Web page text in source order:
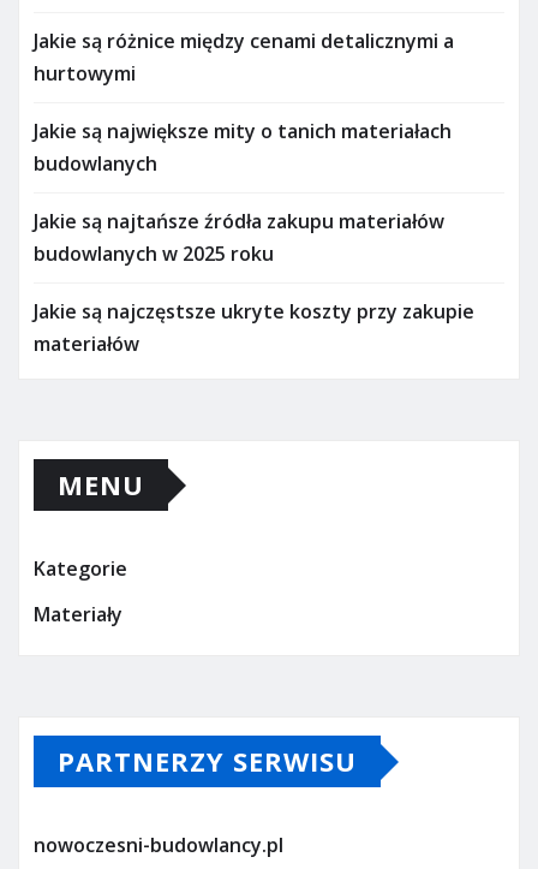
Jakie są różnice między cenami detalicznymi a
hurtowymi
Jakie są największe mity o tanich materiałach
budowlanych
Jakie są najtańsze źródła zakupu materiałów
budowlanych w 2025 roku
Jakie są najczęstsze ukryte koszty przy zakupie
materiałów
MENU
Kategorie
Materiały
PARTNERZY SERWISU
nowoczesni-budowlancy.pl